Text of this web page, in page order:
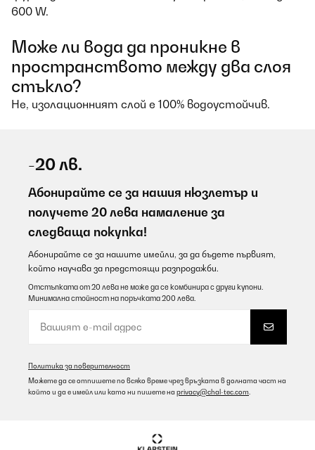
600 W.
Може ли вода да проникне в
пространството между два слоя
стъкло?
Не, изолационният слой е 100% водоустойчив.
-20 лв.
Абонирайте се за нашия нюзлетър и
получете 20 лева намаление за
следваща покупка!
Абонирайте се за нашите имейли, за да бъдете първият,
който научава за предстоящи разпродажби.
Отстъпката от 20 лева не може да се комбинира с други купони.
Минимална стойност на поръчката 200 лева.
Политика за поверителност
Можете да се отпишете по всяко време чрез връзката в долната част на
който и да е имейл или като ни пишете на privacy@chal-tec.com